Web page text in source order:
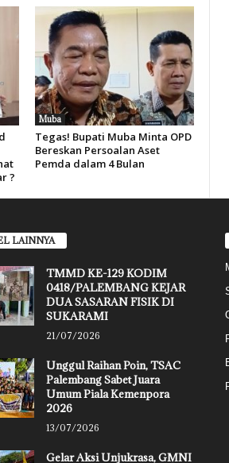
?
Muba
Tegas! Bupati Muba Minta OPD
Bereskan Persoalan Aset
Pemda dalam 4 Bulan
LAINNYA
TMMD KE-129 KODIM
0418/PALEMBANG KEJAR
DUA SASARAN FISIK DI
SUKARAMI
21/07/2026
Unggul Raihan Poin, TSAC
Palembang Sabet Juara
Umum Piala Kemenpora
2026
13/07/2026
Gelar Aksi Unjukrasa, GMNI